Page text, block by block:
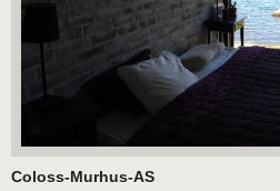
Coloss-Murhus-AS